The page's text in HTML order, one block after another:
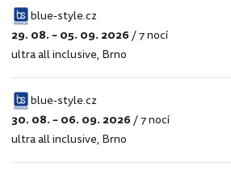
blue-
style.cz
blue-style.cz
29. 08. – 05. 09. 2026/7 nocí
ultra all inclusive, Brno
blue-
style.cz
blue-style.cz
30. 08. – 06. 09. 2026/7 nocí
ultra all inclusive, Brno